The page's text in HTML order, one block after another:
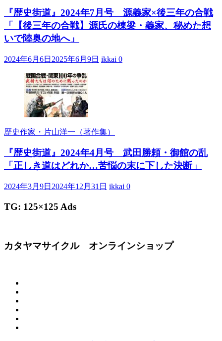
『歴史街道』2024年7月号 源義家×後三年の合戦
「【後三年の合戦】源氏の棟梁・義家、秘めた想
いで陸奥の地へ」
2024年6月6日 2025年6月9日 ikkai 0
歴史作家・片山洋一（著作集）
『歴史街道』2024年4月号 武田勝頼・御館の乱
「正しき道はどれか…苦悩の末に下した決断」
2024年3月9日 2024年12月31日 ikkai 0
TG: 125×125 Ads
カタヤマサイクル オンラインショップ